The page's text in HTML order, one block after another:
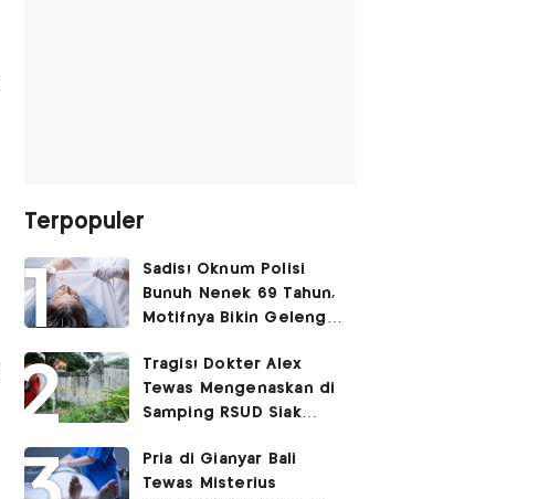
Terpopuler
Sadis! Oknum Polisi
Bunuh Nenek 69 Tahun,
Motifnya Bikin Geleng
Tragis! Dokter Alex
Tewas Mengenaskan di
Samping RSUD Siak
Rocuronium
Pria di Gianyar Bali
Tewas Misterius